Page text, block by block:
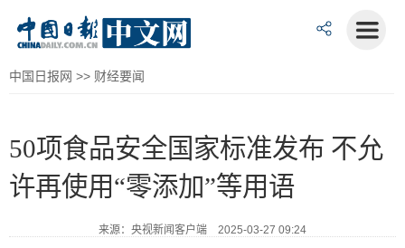
中国日报网 >> 财经要闻
50项食品安全国家标准发布 不允
许再使用“零添加”等用语
来源：央视新闻客户端 2025-03-27 09:24